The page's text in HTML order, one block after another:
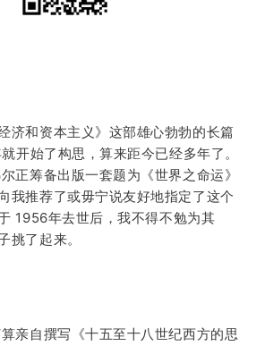
济和资本主义》这部雄心勃勃的长篇
开始了构思，算来距今已经多年了。
正筹备出版一套题为《世界之命运》
我推荐了或毋宁说友好地指定了这个
1956年去世后，我不得不勉为其
挑了起来。
亲自撰写《十五至十八世纪西方的思